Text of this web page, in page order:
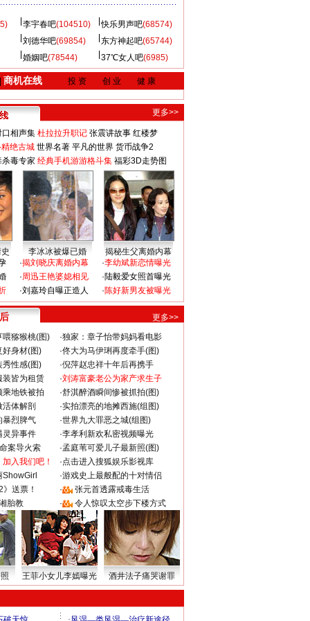
李宇春吧(104510) 快乐男声吧(68574)
刘德华吧(69854) 东方神起吧(65744)
婚姻吧(78544) 37℃女人吧(6985)
商机在线 投 资 创 业 健 康
更多>>
口相声集 杜拉拉升职记 张震讲故事 红楼梦
绝古城 世界名著 平凡的世界 货币战争2
毒专家 经典手机游游格斗集 福彩3D走势图
李冰冰被爆已婚
揭秘生父离婚内幕
·揭刘晓庆离婚内幕
·周迅王艳婆媳相见
·刘嘉玲自曝正造人
·李幼斌新恋情曝光
·陆毅爱女照首曝光
·陈好新男友被曝光
更多>>
喂猕猴桃(图)
·独家：章子怡带妈妈看电影
好身材(图)
·佟大为马伊琍再度牵手(图)
秀性感(图)
·倪萍赵忠祥十年后再携手
装皆为租赁
·刘涛富豪老公为家产求生子
乘地铁被拍
·舒淇醉酒瞬间惨被抓拍(图)
体解剖
·实拍漂亮的地摊西施(组图)
暴烈脾气
·世界九大罪恶之城(组图)
灵异事件
·李孝利新欢私密视频曝光
案导火索
·孟庭苇可爱儿子最新照(图)
入我们吧！
·点击进入搜狐娱乐影视库
·游戏史上最般配的十对情侣
送票！
·
张元首透露戒毒生活
胎教
· 令人惊叹太空步下楼方式
王菲小女儿李嫣曝光 酒井法子痛哭谢罪